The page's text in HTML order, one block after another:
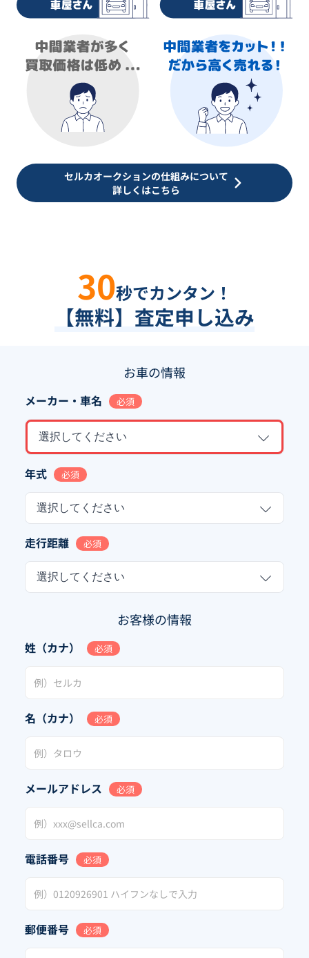
セルカオークションの仕組みについて
詳しくはこちら
30秒でカンタン！
【無料】査定申し込み
お車の情報
メーカー・車名 必須
選択してください
年式 必須
選択してください
走行距離 必須
選択してください
お客様の情報
姓（カナ） 必須
名（カナ） 必須
メールアドレス 必須
電話番号 必須
郵便番号 必須